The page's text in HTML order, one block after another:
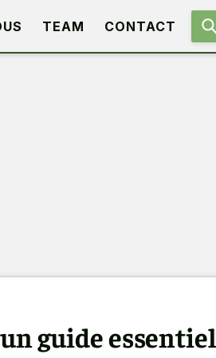
TEAM CONTACT
guide essentiel